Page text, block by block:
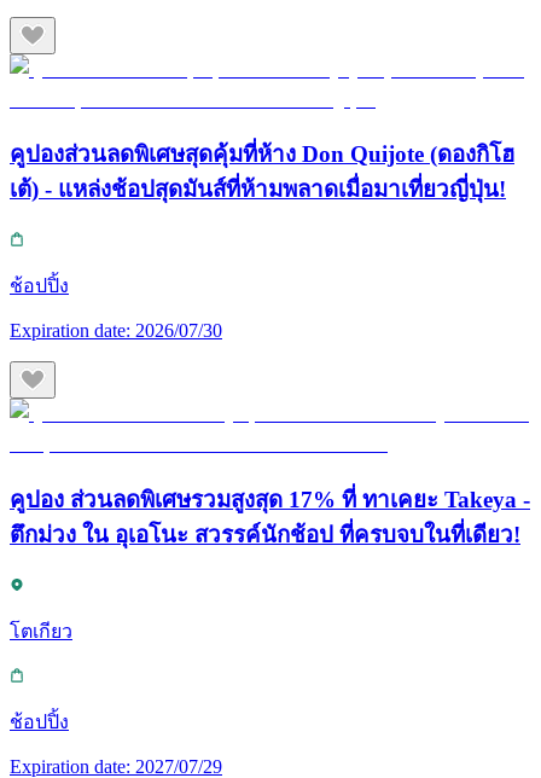
คูปองส่วนลดพิเศษสุดคุ้มที่ห้าง Don Quijote (ดองกิโฮ
เต้) - แหล่งช้อปสุดมันส์ที่ห้ามพลาดเมื่อมาเที่ยวญี่ปุ่น!
ช้อปปิ้ง
Expiration date: 2026/07/30
คูปอง ส่วนลดพิเศษรวมสูงสุด 17% ที่ ทาเคยะ Takeya -
ตึกม่วง ใน อุเอโนะ สวรรค์นักช้อป ที่ครบจบในที่เดียว!
โตเกียว
ช้อปปิ้ง
Expiration date: 2027/07/29